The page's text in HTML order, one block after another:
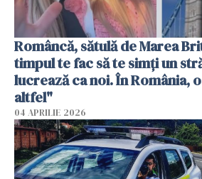
Româncă, sătulă de Marea
timpul te fac să te simți un
lucrează ca noi. În România,
altfel"
04 APRILIE 2026